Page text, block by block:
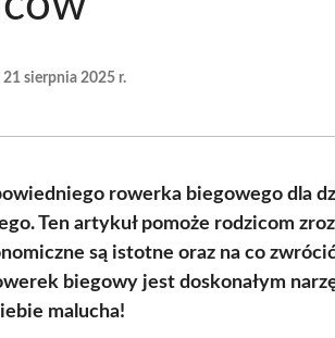
21 sierpnia 2025 r.
rowerka biegowego dla
Ten artykuł pomoże rodzicom
są istotne oraz na co
biegowy jest doskonałym
malucha!